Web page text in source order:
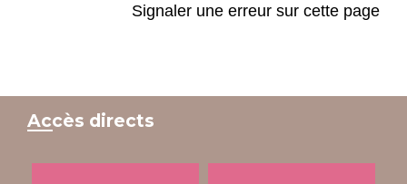
Signaler une erreur sur cette page
Accès directs